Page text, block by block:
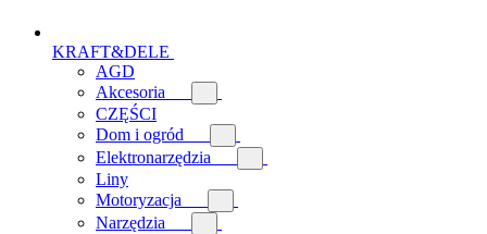
KRAFT&DELE
AGD
Akcesoria
CZĘŚCI
Dom i ogród
Elektronarzędzia
Liny
Motoryzacja
Narzędzia